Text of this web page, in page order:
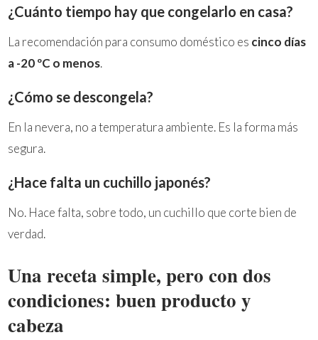
¿Cuánto tiempo hay que congelarlo en casa?
La recomendación para consumo doméstico es cinco días
a -20 ºC o menos.
¿Cómo se descongela?
En la nevera, no a temperatura ambiente. Es la forma más
segura.
¿Hace falta un cuchillo japonés?
No. Hace falta, sobre todo, un cuchillo que corte bien de
verdad.
Una receta simple, pero con dos
condiciones: buen producto y
cabeza